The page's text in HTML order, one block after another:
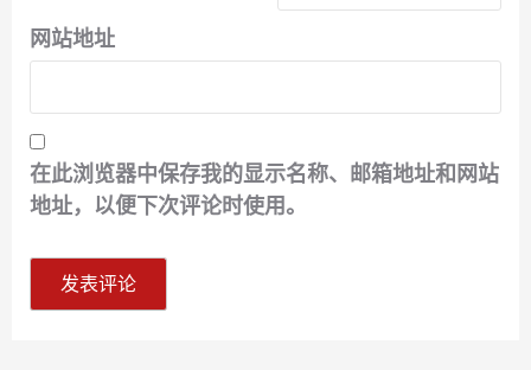
网站地址
在此浏览器中保存我的显示名称、邮箱地址和网站
地址，以便下次评论时使用。